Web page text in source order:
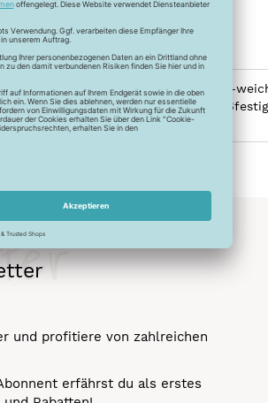
Garn besticht durch eine luxuriös-
erlangt das Garn eine hohe
und profitiere von zahlreichen
erfährst du als erstes